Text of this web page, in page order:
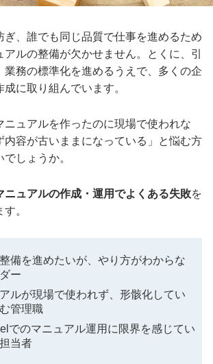
ぎ、誰でも同じ品質で仕事を進めるため
ルの整備が欠かせません。とくに、引
業務の標準化を進めるうえで、多くの企
に取り組んでいます。
ニュアルを作ったのに現場で使われな
内容が古いままになっている」と悩む方
しょうか。
ニュアルの作成・運用でよくある失敗を
。
備を進めたいが、やり方がわからな
ー
ルが現場で使われず、形骸化してい
管理職
でのマニュアル運用に限界を感じてい
当者